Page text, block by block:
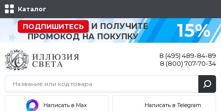
Каталог
ПОДПИШИТЕСЬ
И ПОЛУЧИТЕ
ПРОМОКОД НА ПОКУПКУ
15%
8 (495) 489-84-89
8 (800) 707-70-34
Написать в Max Написать в Telegram